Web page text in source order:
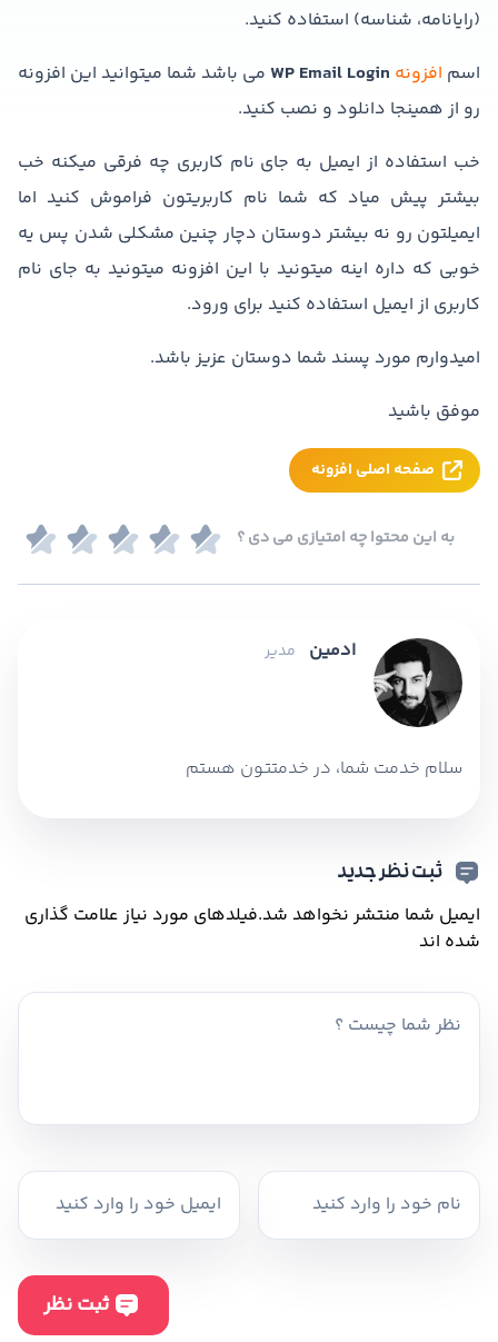
(رایانامه، شناسه) استفاده کنید.
اسم افزونه WP Email Login می باشد شما میتوانید این افزونه
رو از همینجا دانلود و نصب کنید.
خب استفاده از ایمیل به جای نام کاربری چه فرقی میکنه خب
بیشتر پیش میاد که شما نام کاربریتون فراموش کنید اما
ایمیلتون رو نه بیشتر دوستان دچار چنین مشکلی شدن پس یه
خوبی که داره اینه میتونید با این افزونه میتونید به جای نام
کاربری از ایمیل استفاده کنید برای ورود.
امیدوارم مورد پسند شما دوستان عزیز باشد.
موفق باشید
صفحه اصلی افزونه
به این محتوا چه امتیازی می دی ؟
ادمین مدیر
سلام خدمت شما، در خدمتتون هستم
ثبت نظر جدید
ایمیل شما منتشر نخواهد شد.فیلدهای مورد نیاز علامت گذاری
شده اند